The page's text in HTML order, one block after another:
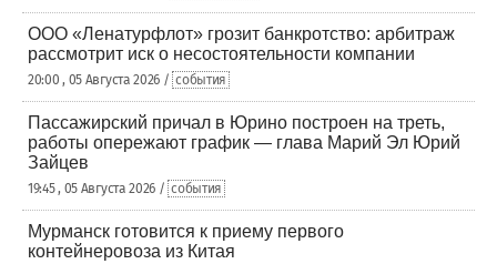
ООО «Ленатурфлот» грозит банкротство: арбитраж
рассмотрит иск о несостоятельности компании
20:00 , 05 Августа 2026 / события
Пассажирский причал в Юрино построен на треть,
работы опережают график — глава Марий Эл Юрий
Зайцев
19:45 , 05 Августа 2026 / события
Мурманск готовится к приему первого
контейнеровоза из Китая